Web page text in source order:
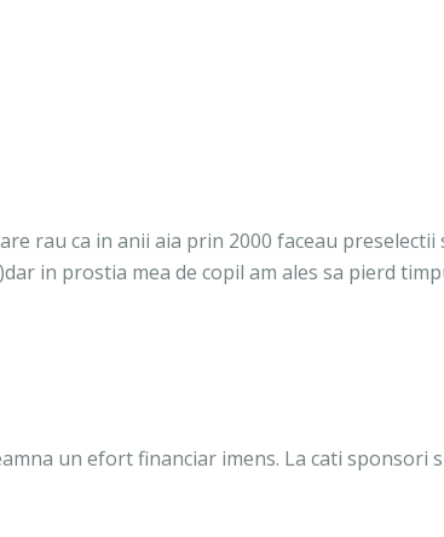
rau ca in anii aia prin 2000 faceau preselectii
in prostia mea de copil am ales sa pierd
un efort financiar imens. La cati sponsori